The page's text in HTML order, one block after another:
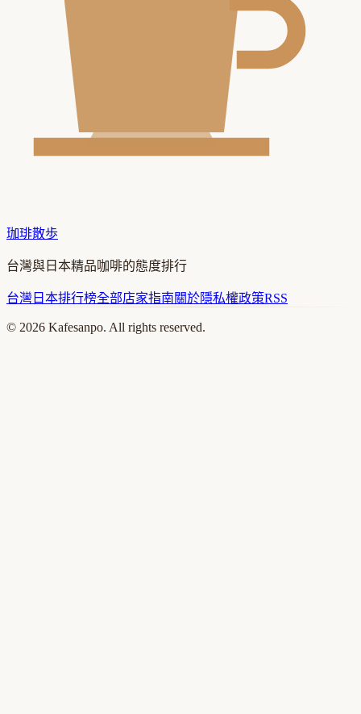
珈琲散歩
台灣與日本精品咖啡的態度排行
台灣 日本排行榜全部店家指南關於隱私權政策RSS
© 2026 Kafesanpo. All rights reserved.